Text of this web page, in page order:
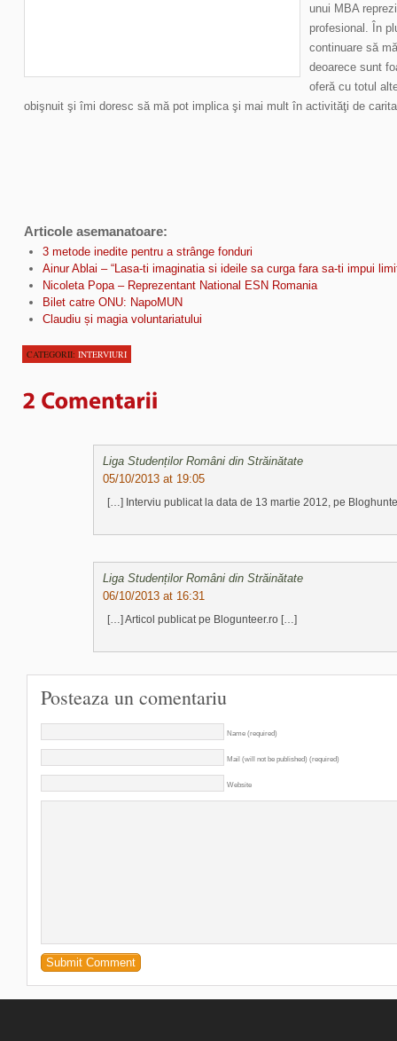
unui MBA
profesional. În
continuare să
deoarece sunt
oferă cu totul
obişnuit şi îmi doresc să mă pot implica şi mai mult în activităţi de
Articole asemanatoare:
3 metode inedite pentru a strânge fonduri
Ainur Ablai – “Lasa-ti imaginatia si ideile sa curga fara sa-ti impui
Nicoleta Popa – Reprezentant National ESN Romania
Bilet catre ONU: NapoMUN
Claudiu și magia voluntariatului
CATEGORII: INTERVIURI
Liga Studenților Români din Străinătate
05/10/2013 at 19:05
[…] Interviu publicat la data de 13 martie 2012, pe
Liga Studenților Români din Străinătate
06/10/2013 at 16:31
[…] Articol publicat pe Blogunteer.ro […]
Posteaza un comentariu
Name (required)
Mail (will not be published) (required)
Website